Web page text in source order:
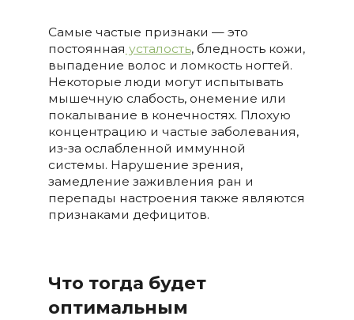
Самые частые признаки — это
постоянная усталость, бледность кожи,
выпадение волос и ломкость ногтей.
Некоторые люди могут испытывать
мышечную слабость, онемение или
покалывание в конечностях. Плохую
концентрацию и частые заболевания,
из-за ослабленной иммунной
системы. Нарушение зрения,
замедление заживления ран и
перепады настроения также являются
признаками дефицитов.
Что тогда будет
оптимальным